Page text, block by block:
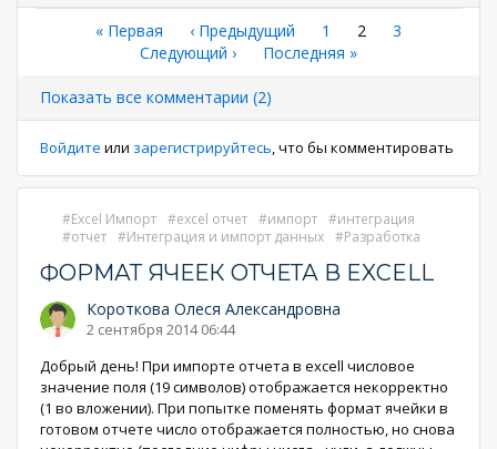
Нумерация
страниц
Первая
страница
« Первая ←
‹ Предыдущий Страница
1
Текущая
2 Страница
3
Следующая
Следующий ›
Последняя
Последняя »
Показать все комментарии (2)
Войдите или зарегистрируйтесь, что бы комментировать
Excel Импорт excel отчет импорт
интеграция
отчет
Интеграция и импорт данных Разработка
ФОРМАТ ЯЧЕЕК ОТЧЕТА В EXCELL
Короткова Олеся Александровна
2 сентября 2014 06:44
Добрый день! При импорте отчета в excell числовое
значение поля (19 символов) отображается некорректно
(1 во вложении). При попытке поменять формат ячейки в
готовом отчете число отображается полностью, но снова